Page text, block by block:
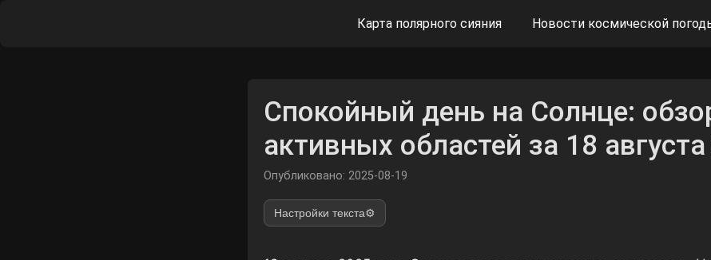
Карта полярного сияния Новости космической
Спокойный день на Солнце:
активных областей за 18
Опубликовано: 2025-08-19
Настройки текста⚙️